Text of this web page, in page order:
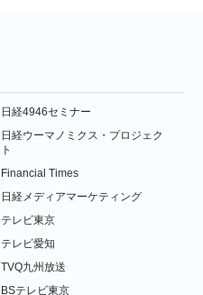
日経4946セミナー
日経ウーマノミクス・プロジェク
ト
Financial Times
日経メディアマーケティング
テレビ東京
テレビ愛知
TVQ九州放送
BSテレビ東京